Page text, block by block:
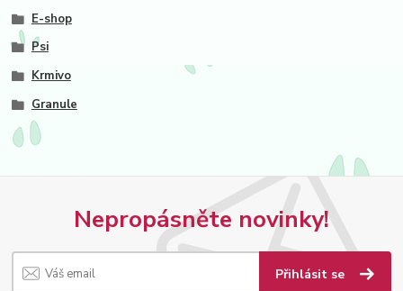
E-shop
Psi
Krmivo
Granule
Nepropásněte novinky!
Přihlásit se